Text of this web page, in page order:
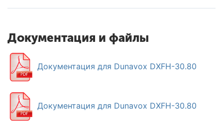
Документация и файлы
Документация для Dunavox DXFH-30.80
Документация для Dunavox DXFH-30.80